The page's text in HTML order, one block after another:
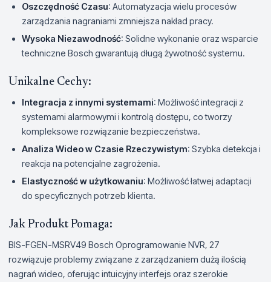
Oszczędność Czasu: Automatyzacja wielu procesów
zarządzania nagraniami zmniejsza nakład pracy.
Wysoka Niezawodność: Solidne wykonanie oraz wsparcie
techniczne Bosch gwarantują długą żywotność systemu.
Unikalne Cechy:
Integracja z innymi systemami: Możliwość integracji z
systemami alarmowymi i kontrolą dostępu, co tworzy
kompleksowe rozwiązanie bezpieczeństwa.
Analiza Wideo w Czasie Rzeczywistym: Szybka detekcja i
reakcja na potencjalne zagrożenia.
Elastyczność w użytkowaniu: Możliwość łatwej adaptacji
do specyficznych potrzeb klienta.
Jak Produkt Pomaga:
BIS-FGEN-MSRV49 Bosch Oprogramowanie NVR, 27
rozwiązuje problemy związane z zarządzaniem dużą ilością
nagrań wideo, oferując intuicyjny interfejs oraz szerokie